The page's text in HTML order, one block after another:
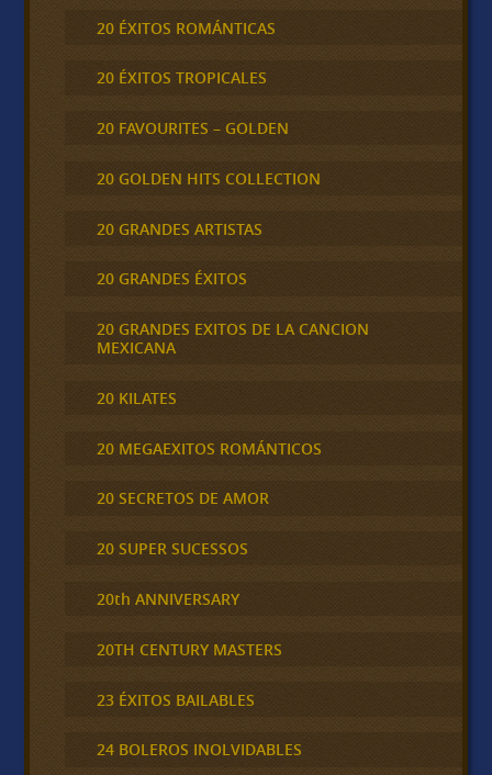
20 ÉXITOS ROMÁNTICAS
20 ÉXITOS TROPICALES
20 FAVOURITES – GOLDEN
20 GOLDEN HITS COLLECTION
20 GRANDES ARTISTAS
20 GRANDES ÉXITOS
20 GRANDES EXITOS DE LA CANCION
MEXICANA
20 KILATES
20 MEGAEXITOS ROMÁNTICOS
20 SECRETOS DE AMOR
20 SUPER SUCESSOS
20th ANNIVERSARY
20TH CENTURY MASTERS
23 ÉXITOS BAILABLES
24 BOLEROS INOLVIDABLES